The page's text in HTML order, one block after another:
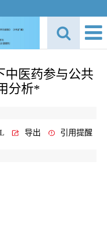
中医药参与公共
分析*
导出 引用提醒